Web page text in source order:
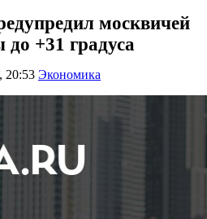
москвичей
+31 градуса
20:53 Экономика